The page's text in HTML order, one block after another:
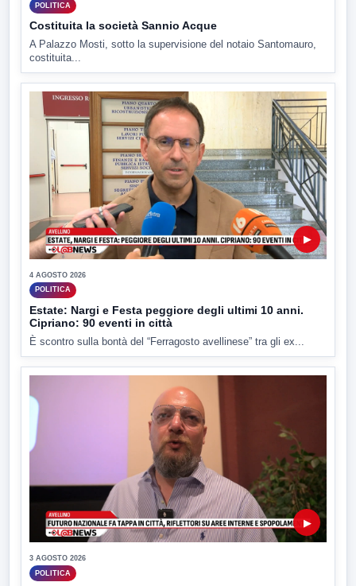
POLITICA
Costituita la società Sannio Acque
A Palazzo Mosti, sotto la supervisione del notaio Santomauro,
costituita...
▶
4 AGOSTO 2026
POLITICA
Estate: Nargi e Festa peggiore degli ultimi 10 anni.
Cipriano: 90 eventi in città
È scontro sulla bontà del “Ferragosto avellinese” tra gli ex...
▶
3 AGOSTO 2026
POLITICA